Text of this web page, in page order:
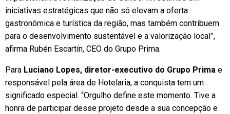
iniciativas estratégicas que não só elevam a oferta
gastronômica e turística da região, mas também contribuem
para o desenvolvimento sustentável e a valorização local”,
afirma Rubén Escartín, CEO do Grupo Prima.
Para Luciano Lopes, diretor-executivo do Grupo Prima e
responsável pela área de Hotelaria, a conquista tem um
significado especial. “Orgulho define este momento. Tive a
honra de participar desse projeto desde a sua concepção e